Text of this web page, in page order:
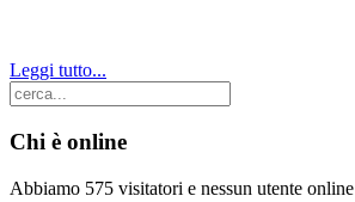
Leggi tutto...
Chi è online
Abbiamo 575 visitatori e nessun utente online